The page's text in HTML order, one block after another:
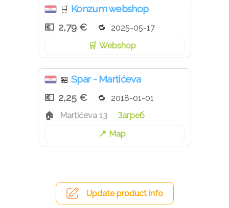
🛒 Konzum webshop
2,79 €
2025-05-17
Webshop
🏪 Spar - Martićeva
2,25 €
2018-01-01
Martićeva 13
Загреб
Map
Update product info